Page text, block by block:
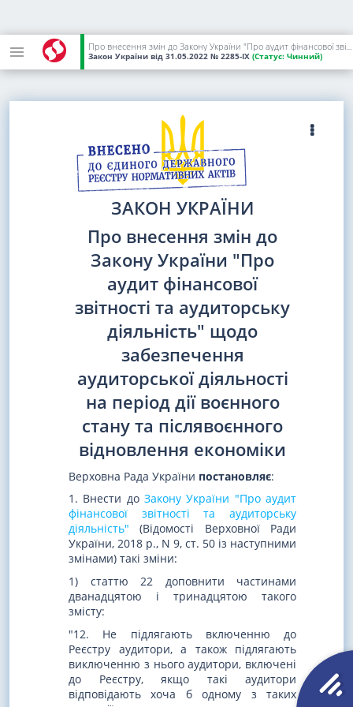
Про внесення змін до Закону України "Про аудит фінансової звітності та аудиторську діяльність" щодо забезпечення аудиторської діяльності на період дії воєнного стану та післявоєнного відновлення економіки
Закон України від 31.05.2022 № 2285-IX (Статус: Чинний)
ЗАКОН УКРАЇНИ
Про внесення змін до
Закону України "Про
аудит фінансової
звітності та аудиторську
діяльність" щодо
забезпечення
аудиторської діяльності
на період дії воєнного
стану та післявоєнного
відновлення економіки
Верховна Рада України постановляє:
1. Внести до Закону України "Про аудит
фінансової звітності та аудиторську
діяльність" (Відомості Верховної Ради
України, 2018 р., N 9, ст. 50 із наступними
змінами) такі зміни:
1) статтю 22 доповнити частинами
дванадцятою і тринадцятою такого
змісту:
"12. Не підлягають включенню до
Реєстру аудитори, а також підлягають
виключенню з нього аудитори, включені
до Реєстру, якщо такі аудитори
відповідають хоча б одному з таких